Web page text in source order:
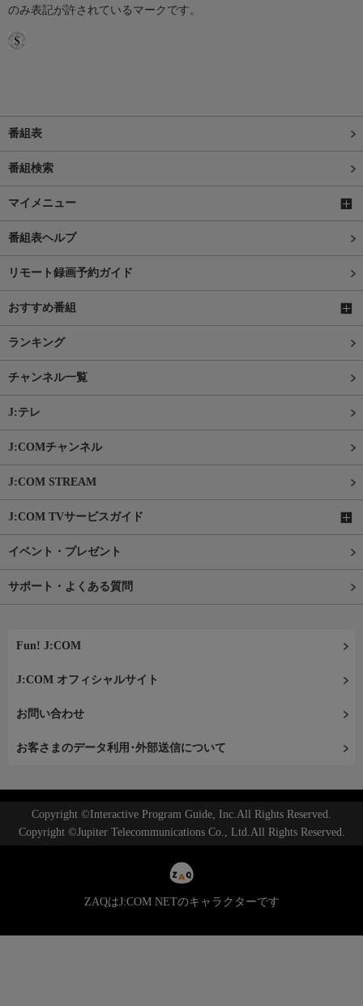
のみ表記が許されているマークです。
番組表
番組検索
マイメニュー
番組表ヘルプ
リモート録画予約ガイド
おすすめ番組
ランキング
チャンネル一覧
J:テレ
J:COMチャンネル
J:COM STREAM
J:COM TVサービスガイド
イベント・プレゼント
サポート・よくある質問
Fun! J:COM
J:COM オフィシャルサイト
お問い合わせ
お客さまのデータ利用･外部送信について
Copyright ©Interactive Program Guide, Inc.All Rights Reserved.
Copyright ©Jupiter Telecommunications Co., Ltd.All Rights Reserved.
ZAQはJ:COM NETのキャラクターです